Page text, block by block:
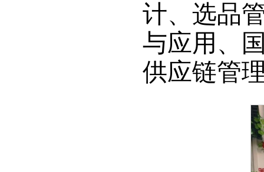
计、选品
与应用、
供应链管